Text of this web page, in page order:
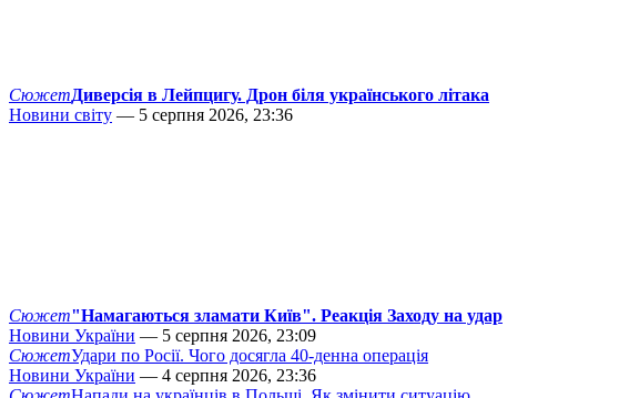
СюжетДиверсія в Лейпцигу. Дрон біля українського літака
Новини світу — 5 серпня 2026, 23:36
Сюжет"Намагаються зламати Київ". Реакція Заходу на удар
Новини України — 5 серпня 2026, 23:09
СюжетУдари по Росії. Чого досягла 40-денна операція
Новини України — 4 серпня 2026, 23:36